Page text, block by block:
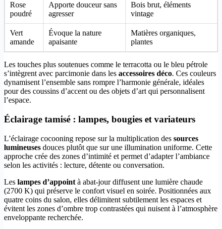
Rose
poudré
Apporte douceur sans
agresser
Bois brut, éléments
vintage
Vert
amande
Évoque la nature
apaisante
Matières organiques,
plantes
Les touches plus soutenues comme le terracotta ou le bleu pétrole
s’intègrent avec parcimonie dans les accessoires déco. Ces couleurs
dynamisent l’ensemble sans rompre l’harmonie générale, idéales
pour des coussins d’accent ou des objets d’art qui personnalisent
l’espace.
Éclairage tamisé : lampes, bougies et variateurs
L’éclairage cocooning repose sur la multiplication des sources
lumineuses douces plutôt que sur une illumination uniforme. Cette
approche crée des zones d’intimité et permet d’adapter l’ambiance
selon les activités : lecture, détente ou conversation.
Les lampes d’appoint à abat-jour diffusent une lumière chaude
(2700 K) qui préserve le confort visuel en soirée. Positionnées aux
quatre coins du salon, elles délimitent subtilement les espaces et
évitent les zones d’ombre trop contrastées qui nuisent à l’atmosphère
enveloppante recherchée.